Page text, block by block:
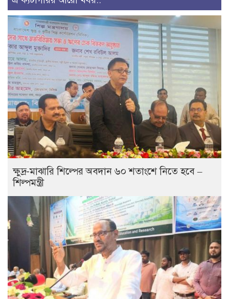
ক্ষুদ্র-মাঝারি শিল্পের অবদান ৬০ শতাংশে নিতে হবে –
শিল্পমন্ত্রী